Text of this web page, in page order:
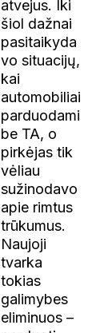
atvejus. Iki
šiol dažnai
pasitaikyda
vo situacijų,
kai
automobiliai
parduodami
be TA, o
pirkėjas tik
vėliau
sužinodavo
apie rimtus
trūkumus.
Naujoji
tvarka
tokias
galimybes
eliminuos –